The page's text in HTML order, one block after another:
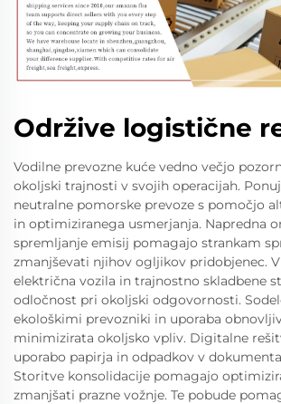
Održive logistične
Vodilne prevozne kuće vedno večjo
okoljski trajnosti v svojih operacijah.
neutralne pomorske prevoze s pomočjo
in optimiziranega usmerjanja. Napredna
spremljanje emisij pomagajo strankam
zmanjševati njihov ogljikov pridobjenec.
električna vozila in trajnostno skladbene
odločnost pri okoljski odgovornosti.
ekološkimi prevozniki in uporaba
minimizirata okoljsko vpliv. Digitalne
uporabo papirja in odpadkov v
Storitve konsolidacije pomagajo
zmanjšati prazne vožnje. Te pobude